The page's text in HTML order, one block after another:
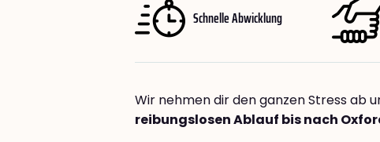
Schnelle Abwicklung
Wir nehmen dir den ganzen Stress ab
reibungslosen Ablauf bis nach